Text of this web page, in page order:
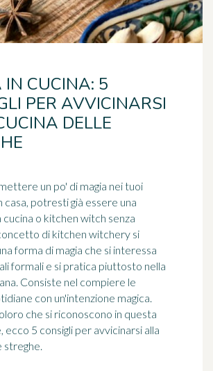
IN CUCINA: 5
PER AVVICINARSI
DELLE
un po' di magia nei tuoi
casa, potresti già essere una
cucina o kitchen witch senza
di kitchen witchery si
forma di magia che si interessa
formali e si pratica piuttosto nella
Consiste nel compiere le
con un'intenzione magica.
che si riconoscono in questa
ecco 5 consigli per avvicinarsi alla
streghe.